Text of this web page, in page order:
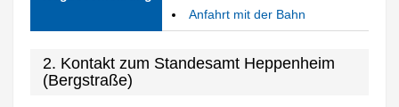
Anfahrt mit der Bahn
2. Kontakt zum Standesamt Heppenheim
(Bergstraße)